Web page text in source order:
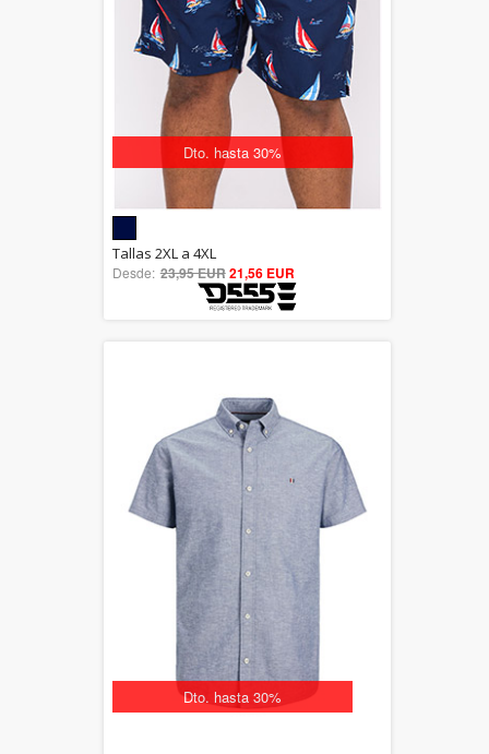
Dto. hasta 30%
5.00
out of 5
Tallas 2XL a 4XL
Desde: 23,95 EUR21,56 EUR
Dto. hasta 30%